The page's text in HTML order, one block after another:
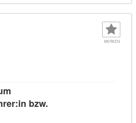
MERKEN
bzw.